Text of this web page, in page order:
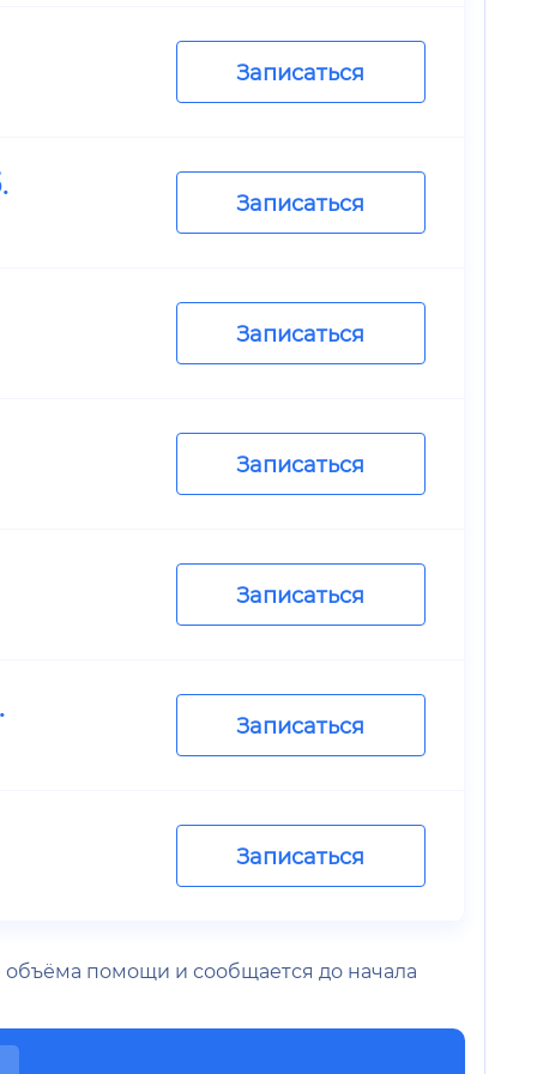
Записаться
Записаться
Записаться
Записаться
Записаться
Записаться
Записаться
объёма помощи и сообщается до начала